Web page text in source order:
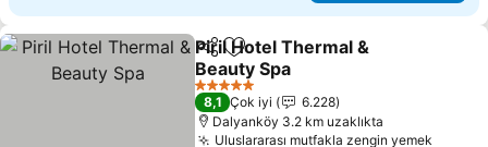
PaylaşFavorilerime ekle
Piril Hotel Thermal &
Beauty Spa
Fiyatları görün
5 Yıldız
8,1 Çok iyi
6.228
Dalyanköy 3.2 km uzaklıkta
Uluslararası mutfakla zengin yemek